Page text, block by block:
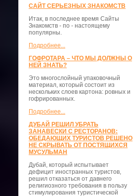
САЙТ СЕРЬЕЗНЫХ ЗНАКОМСТВ
Итак, в последнее время Сайты
Знакомств - по - настоящему
популярны.
Подробнее...
ГОФРОТАРА – ЧТО МЫ ДОЛЖНЫ О
НЕЙ ЗНАТЬ?
Это многослойный упаковочный
материал, который состоит из
нескольких слоев картона: ровных и
гофрированных.
Подробнее...
ДУБАЙ РЕШИЛ УБРАТЬ
ЗАНАВЕСКИ С РЕСТОРАНОВ:
ОБЕДАЮЩИХ ТУРИСТОВ РЕШЕНО
НЕ СКРЫВАТЬ ОТ ПОСТЯЩИХСЯ
МУСУЛЬМАН
Дубай, который испытывает
дефицит иностранных туристов,
решил отказаться от давнего
религиозного требования в пользу
стимулирования туристической